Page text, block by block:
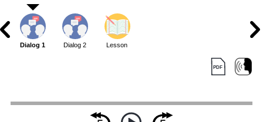
Dialog 1 Dialog 2 Lesson